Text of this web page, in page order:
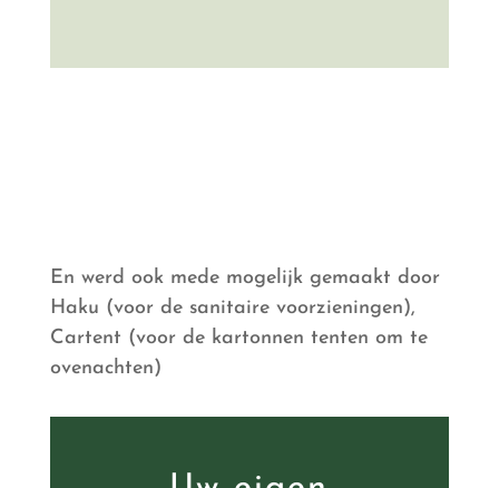
En werd ook mede mogelijk gemaakt door
Haku (voor de sanitaire voorzieningen),
Cartent (voor de kartonnen tenten om te
ovenachten)